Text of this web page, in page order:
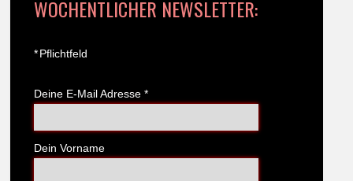
WÖCHENTLICHER NEWSLETTER:
*Pflichtfeld
Deine E-Mail Adresse *
Dein Vorname